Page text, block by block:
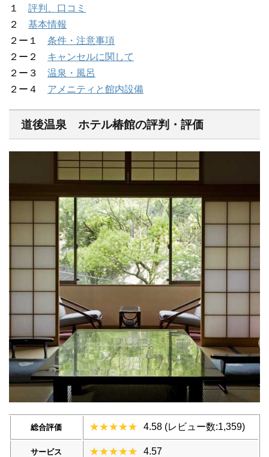
１ 評判、口コミ
２ 基本情報
２ー１ 条件・注意事項
２ー２ キャンセルに関して
２ー３ 温泉・風呂
２ー４ アメニティと館内設備
道後温泉 ホテル椿館の評判・評価
総合評価 4.58 (レビュー数:1,359)
サービス 4.57